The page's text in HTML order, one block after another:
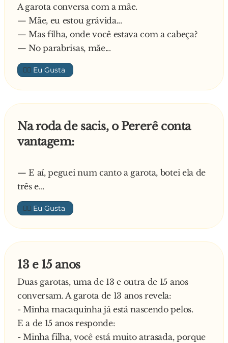
A garota conversa com a mãe.
— Mãe, eu estou grávida...
— Mas filha, onde você estava com a cabeça?
— No parabrisas, mãe...
👍🏼
Na roda de sacis, o Pererê conta
vantagem:
— E aí, peguei num canto a garota, botei ela de
três e...
👍🏼
13 e 15 anos
Duas garotas, uma de 13 e outra de 15 anos
conversam. A garota de 13 anos revela:
- Minha macaquinha já está nascendo pelos.
E a de 15 anos responde:
- Minha filha, você está muito atrasada, porque